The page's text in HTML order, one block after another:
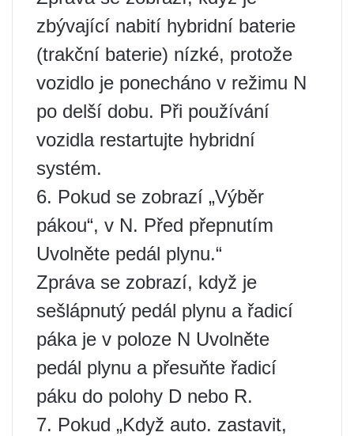
zbývající nabití hybridní baterie
(trakční baterie) nízké, protože
vozidlo je ponecháno v režimu N
po delší dobu. Při používání
vozidla restartujte hybridní
systém.
6. Pokud se zobrazí „Výběr
pákou“, v N. Před přepnutím
Uvolněte pedál plynu.“
Zpráva se zobrazí, když je
sešlápnutý pedál plynu a řadicí
páka je v poloze N Uvolněte
pedál plynu a přesuňte řadicí
páku do polohy D nebo R.
7. Pokud „Když auto. zastavit,